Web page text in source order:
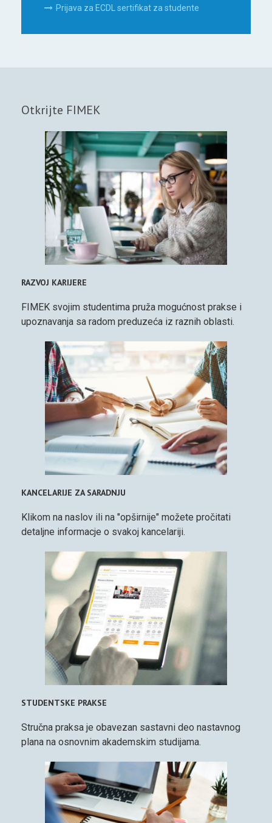
Prijava za ECDL sertifikat za studente
Otkrijte FIMEK
RAZVOJ KARIJERE
FIMEK svojim studentima pruža mogućnost prakse i
upoznavanja sa radom preduzeća iz raznih oblasti.
KANCELARIJE ZA SARADNJU
Klikom na naslov ili na "opširnije" možete pročitati
detaljne informacje o svakoj kancelariji.
STUDENTSKE PRAKSE
Stručna praksa je obavezan sastavni deo nastavnog
plana na osnovnim akademskim studijama.